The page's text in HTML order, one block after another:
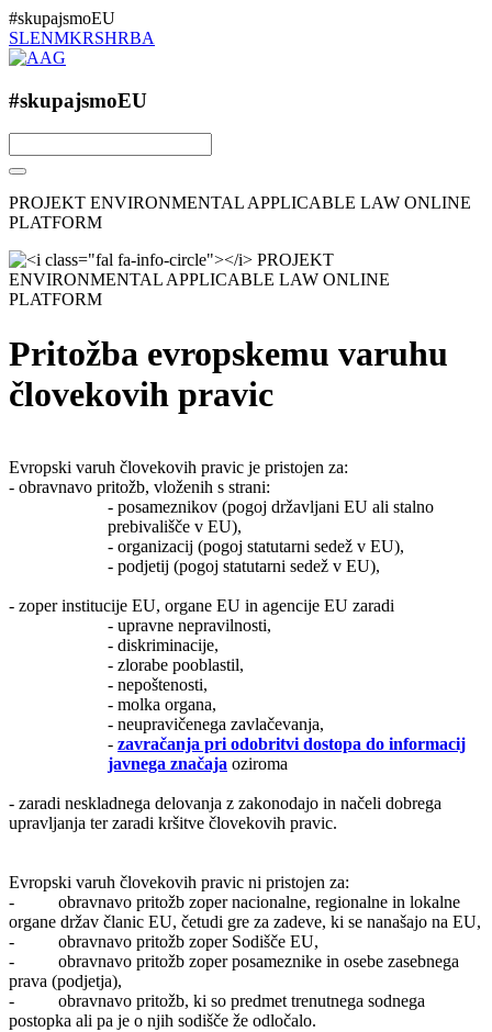
#skupajsmoEU
SLENMKRSHRBA
#skupajsmoEU
PROJEKT ENVIRONMENTAL APPLICABLE LAW ONLINE
PLATFORM
Pritožba evropskemu varuhu
človekovih pravic
Evropski varuh človekovih pravic je pristojen za:
- obravnavo pritožb, vloženih s strani:
- posameznikov (pogoj državljani EU ali stalno
prebivališče v EU),
- organizacij (pogoj statutarni sedež v EU),
- podjetij (pogoj statutarni sedež v EU),
- zoper institucije EU, organe EU in agencije EU zaradi
- upravne nepravilnosti,
- diskriminacije,
- zlorabe pooblastil,
- nepoštenosti,
- molka organa,
- neupravičenega zavlačevanja,
- zavračanja pri odobritvi dostopa do informacij
javnega značaja oziroma
- zaradi neskladnega delovanja z zakonodajo in načeli dobrega
upravljanja ter zaradi kršitve človekovih pravic.
Evropski varuh človekovih pravic ni pristojen za:
- obravnavo pritožb zoper nacionalne, regionalne in lokalne
organe držav članic EU, četudi gre za zadeve, ki se nanašajo na EU,
- obravnavo pritožb zoper Sodišče EU,
- obravnavo pritožb zoper posameznike in osebe zasebnega
prava (podjetja),
- obravnavo pritožb, ki so predmet trenutnega sodnega
postopka ali pa je o njih sodišče že odločalo.